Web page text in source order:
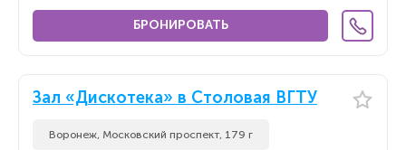
БРОНИРОВАТЬ
Зал «Дискотека» в Столовая ВГТУ
Воронеж, Московский проспект, 179 г